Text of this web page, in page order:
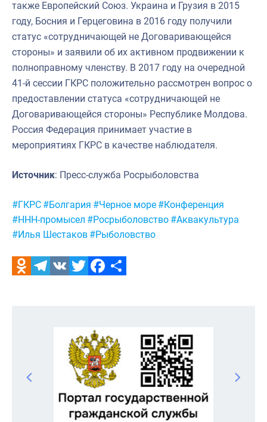
также Европейский Союз. Украина и Грузия в 2015
году, Босния и Герцеговина в 2016 году получили
статус «сотрудничающей не Договаривающейся
стороны» и заявили об их активном продвижении к
полноправному членству. В 2017 году на очередной
41-й сессии ГКРС положительно рассмотрен вопрос о
предоставлении статуса «сотрудничающей не
Договаривающейся стороны» Республике Молдова.
Россия Федерация принимает участие в
мероприятиях ГКРС в качестве наблюдателя.
Источник: Пресс-служба Росрыболовства
Метки:
#ГКРС #Болгария #Черное море #Конференция
#ННН-промысел #Росрыболовство #Аквакультура
#Илья Шестаков #Рыболовство